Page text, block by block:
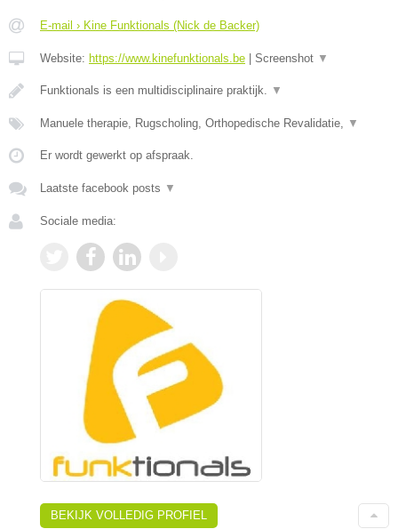
E-mail › Kine Funktionals (Nick de Backer)
Website: https://www.kinefunktionals.be Screenshot ▼
Funktionals is een multidisciplinaire praktijk. ▼
Manuele therapie, Rugscholing, Orthopedische Revalidatie, ▼
Er wordt gewerkt op afspraak.
Laatste facebook posts ▼
Sociale media:
BEKIJK VOLLEDIG PROFIEL